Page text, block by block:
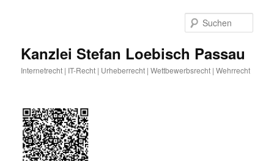
Kanzlei Stefan Loebisch Passau
Internetrecht | IT-Recht | Urheberrecht | Wettbewerbsrecht | Wehrrecht